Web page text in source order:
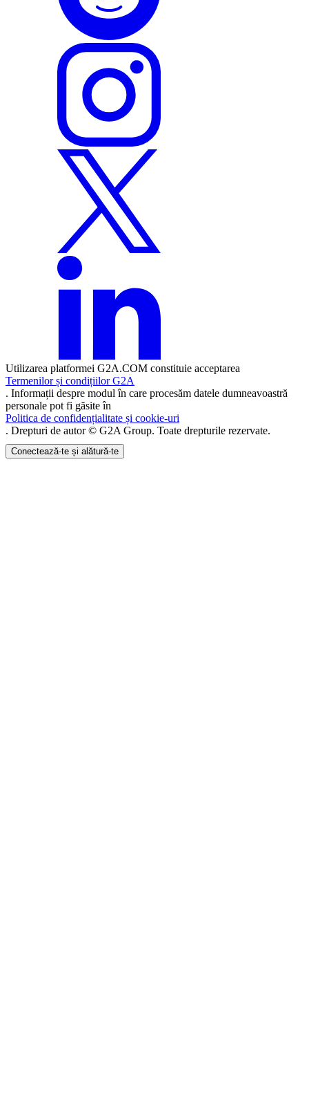
Utilizarea platformei G2A.COM constituie acceptarea
Termenilor și condițiilor G2A
. Informații despre modul în care procesăm datele dumneavoastră
personale pot fi găsite în
Politica de confidențialitate și cookie-uri
. Drepturi de autor © G2A Group. Toate drepturile rezervate.
Conectează-te și alătură-te